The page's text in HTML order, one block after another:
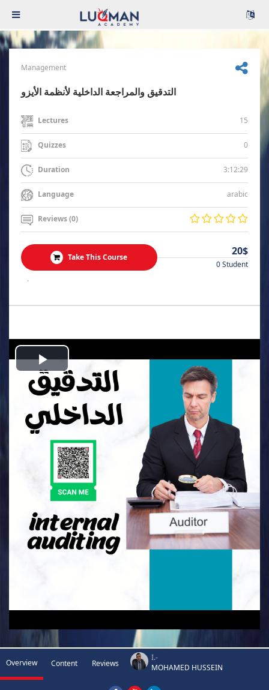
Management
التدقيق والمراجعة الداخلية لأنظمة الأيزو
Lectures 15
Quizzes 0
Duration 3:12:29
Language arabic
Reviews (0)
Take This Course 20$
0 Student
.
Play
Video
Overview Content Reviews
I.-
MOHAMED HUSSEIN